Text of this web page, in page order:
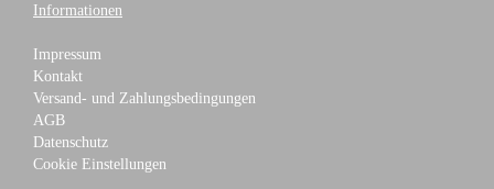
Informationen
Impressum
Kontakt
Versand- und Zahlungsbedingungen
AGB
Datenschutz
Cookie Einstellungen